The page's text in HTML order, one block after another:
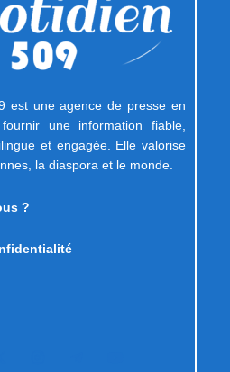
est une agence de presse en
une information fiable,
et engagée. Elle valorise
la diaspora et le monde.
?